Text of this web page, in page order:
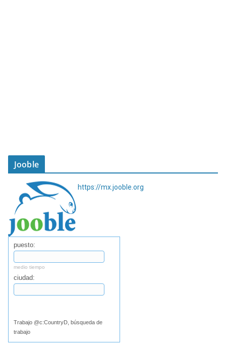
Jooble
https://mx.jooble.org
puesto:
medio tiempo
ciudad:
Trabajo @c:CountryD, búsqueda de
trabajo